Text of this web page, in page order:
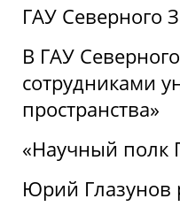
ГАУ Северного
В ГАУ
сотрудниками
пространства»
«Научный полк
Юрий Глазунов